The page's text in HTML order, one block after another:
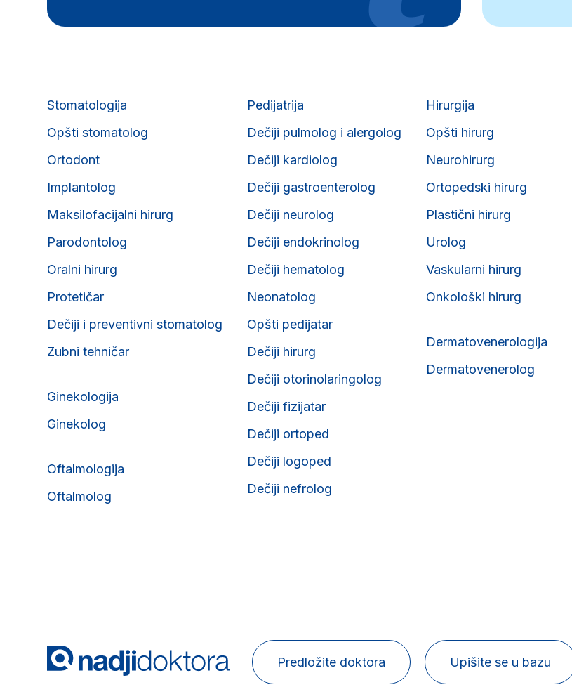
Stomatologija
Opšti stomatolog
Ortodont
Implantolog
Maksilofacijalni hirurg
Parodontolog
Oralni hirurg
Protetičar
Dečiji i preventivni stomatolog
Zubni tehničar
Ginekologija
Ginekolog
Oftalmologija
Oftalmolog
Pedijatrija
Dečiji pulmolog i alergolog
Dečiji kardiolog
Dečiji gastroenterolog
Dečiji neurolog
Dečiji endokrinolog
Dečiji hematolog
Neonatolog
Opšti pedijatar
Dečiji hirurg
Dečiji otorinolaringolog
Dečiji fizijatar
Dečiji ortoped
Dečiji logoped
Dečiji nefrolog
Hirurgija
Opšti hirurg
Neurohirurg
Ortopedski hirurg
Plastični hirurg
Urolog
Vaskularni hirurg
Onkološki hirurg
Dermatovenerologija
Dermatovenerolog
Predložite doktora Upišite se u bazu